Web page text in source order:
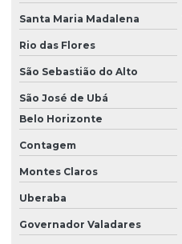
Santa Maria Madalena
Rio das Flores
São Sebastião do Alto
São José de Ubá
Belo Horizonte
Contagem
Montes Claros
Uberaba
Governador Valadares